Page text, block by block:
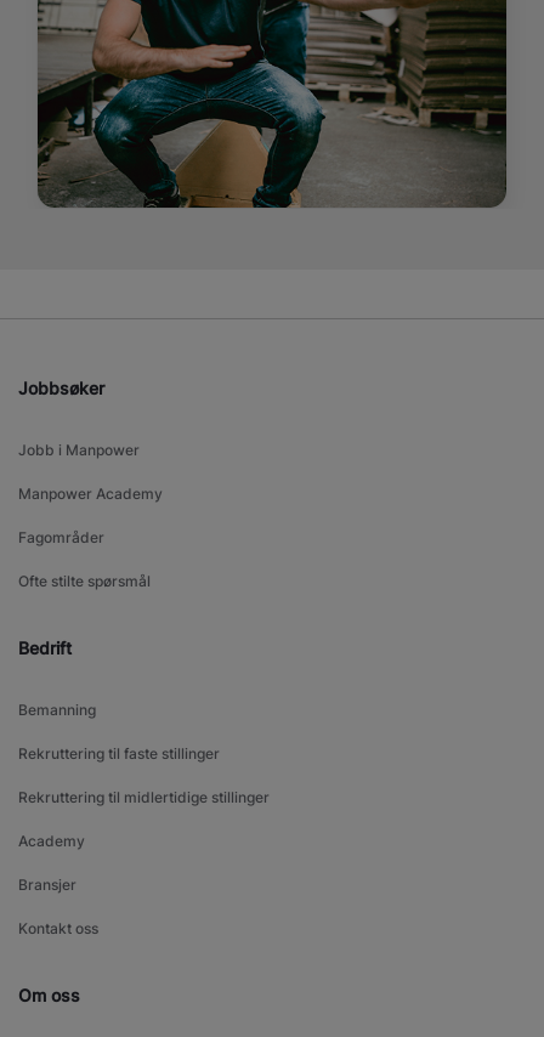
Jobbsøker
Jobb i Manpower
Manpower Academy
Fagområder
Ofte stilte spørsmål
Bedrift
Bemanning
Rekruttering til faste stillinger
Rekruttering til midlertidige stillinger
Academy
Bransjer
Kontakt oss
Om oss